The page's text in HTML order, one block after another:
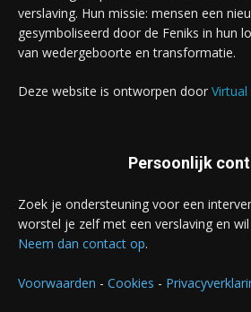
verslaving. Hun missie: mensen een
gesymboliseerd door de Feniks in hun
van wedergeboorte en transformatie.
Deze website is ontworpen door
Persoonlijk
Zoek je ondersteuning voor een
worstel je zelf met een verslaving en
Neem dan contact op.
Voorwaarden - Cookies -